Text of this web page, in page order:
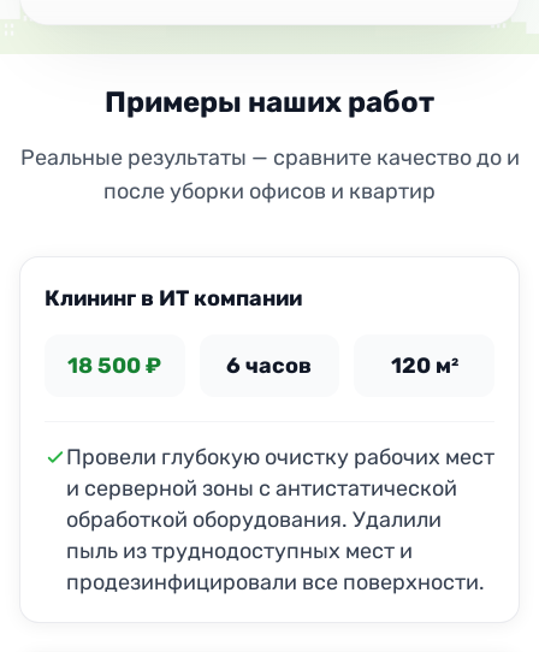
Примеры наших работ
Реальные результаты — сравните качество до и
после уборки офисов и квартир
Клининг в ИТ компании
18 500 ₽ 6 часов 120 м²
Провели глубокую очистку рабочих мест
и серверной зоны с антистатической
обработкой оборудования. Удалили
пыль из труднодоступных мест и
продезинфицировали все поверхности.